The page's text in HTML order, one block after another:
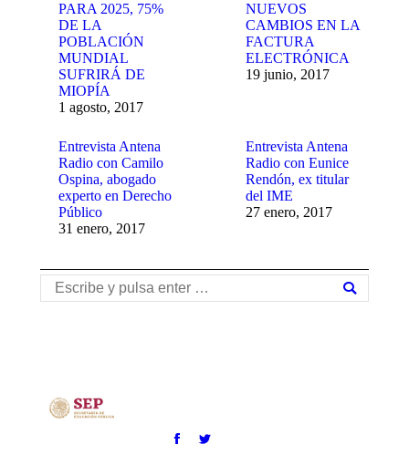
PARA 2025, 75%
DE LA
POBLACIÓN
MUNDIAL
SUFRIRÁ DE
MIOPÍA
1 agosto, 2017
NUEVOS
CAMBIOS EN LA
FACTURA
ELECTRÓNICA
19 junio, 2017
Entrevista Antena
Radio con Camilo
Ospina, abogado
experto en Derecho
Público
31 enero, 2017
Entrevista Antena
Radio con Eunice
Rendón, ex titular
del IME
27 enero, 2017
Buscar: